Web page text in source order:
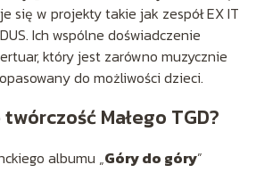
się w projekty takie jak zespół EX IT
Ich wspólne doświadczenie
który jest zarówno muzycznie
do możliwości dzieci.
Małego TGD?
albumu „Góry do góry”